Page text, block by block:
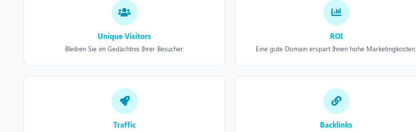
Unique Visitors
Bleiben Sie im Gedächtnis Ihrer Besucher.
ROI
Eine gute Domain erspart Ihnen hohe Marketingkosten.
Traffic Backlinks